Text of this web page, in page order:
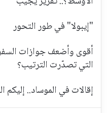
"إيبولا" في طور التحور
أقوى وأضعف جوازات
التي تصدّرت الترتيب؟
إقالات في الموساد.. إليكم